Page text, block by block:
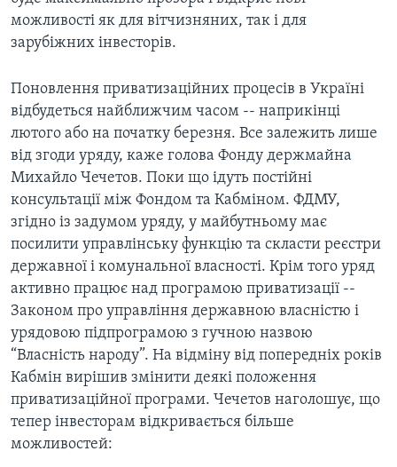
СУСПІЛЬСТВО
ІСТОРІЇ УСПІХУ УКРАЇНЦІВ
ВІДЕО
ТЕЛЕПРОГРАМИ
БРИФІНГ ГОЛОСУ АМЕРИКИ
СТУДІЯ ВАШИНГТОН
ВІКНО В АМЕРИКУ
ПРАЙМ-ТАЙМ
ПОГЛЯД З ВАШИНГТОНА
Learning English
МИ В СОЦМЕРЕЖАХ
Мови
можливості як для вітчизняних, так і для
зарубіжних інвесторів.
Поновлення приватизаційних процесів в Україні
відбудеться найближчим часом -- наприкінці
лютого або на початку березня. Все залежить лише
від згоди уряду, каже голова Фонду держмайна
Михайло Чечетов. Поки що ідуть постійні
консультації між Фондом та Кабміном. ФДМУ,
згідно із задумом уряду, у майбутньому має
посилити управлінську функцію та скласти реєстри
державної і комунальної власності. Крім того уряд
активно працює над програмою приватизації --
Законом про управління державною власністю і
урядовою підпрограмою з гучною назвою
“Власність народу”. На відміну від попередніх років
Кабмін вирішив змінити деякі положення
приватизаційної програми. Чечетов наголошує, що
тепер інвесторам відкривається більше
можливостей: